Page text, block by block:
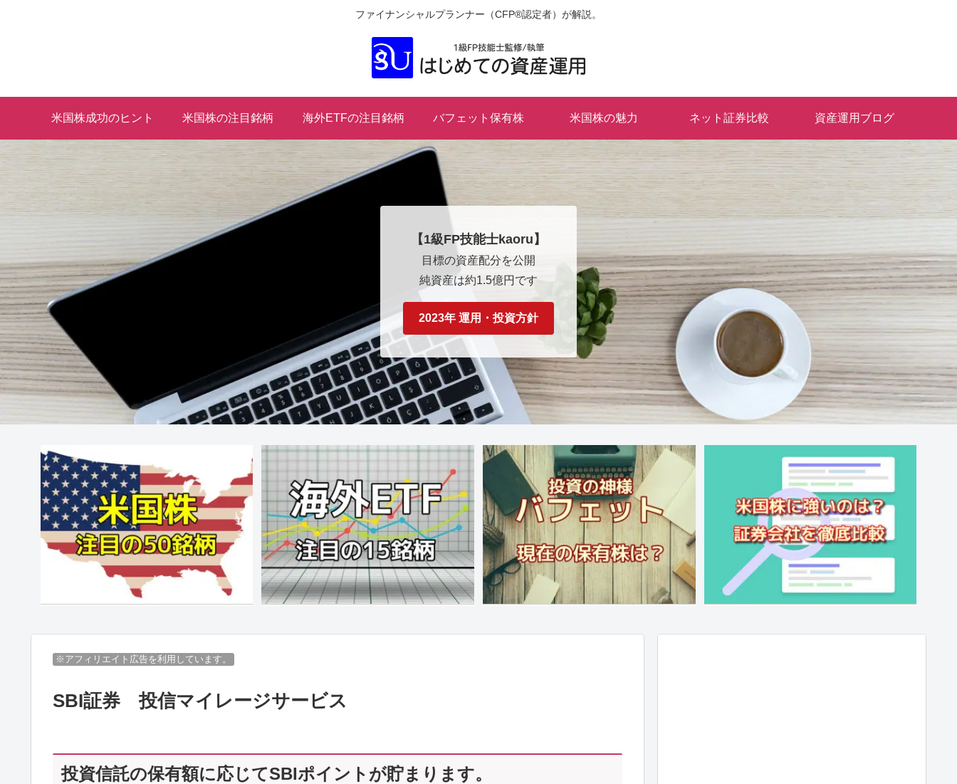
ファイナンシャルプランナー（CFP®認定者）が解説。
米国株成功のヒント 米国株の注目銘柄 海外ETFの注目銘柄 バフェット保有株 米国株の魅力 ネット証券比較 資産運用ブログ
【1級FP技能士kaoru】
目標の資産配分を公開
純資産は約1.5億円です
2023年 運用・投資方針
※アフィリエイト広告を利用しています。
SBI証券 投信マイレージサービス
投資信託の保有額に応じてSBIポイントが貯まります。